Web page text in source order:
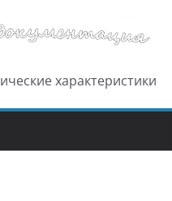
характеристики